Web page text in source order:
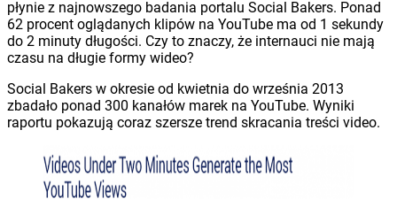
płynie z najnowszego badania portalu Social Bakers. Ponad
62 procent oglądanych klipów na YouTube ma od 1 sekundy
do 2 minuty długości. Czy to znaczy, że internauci nie mają
czasu na długie formy wideo?
Social Bakers w okresie od kwietnia do września 2013
zbadało ponad 300 kanałów marek na YouTube. Wyniki
raportu pokazują coraz szersze trend skracania treści video.